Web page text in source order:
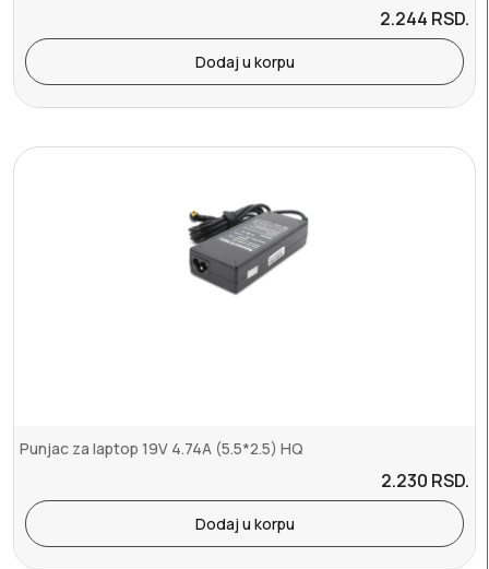
2.244 RSD.
Dodaj u korpu
Punjac za laptop 19V 4.74A (5.5*2.5) HQ
2.230 RSD.
Dodaj u korpu